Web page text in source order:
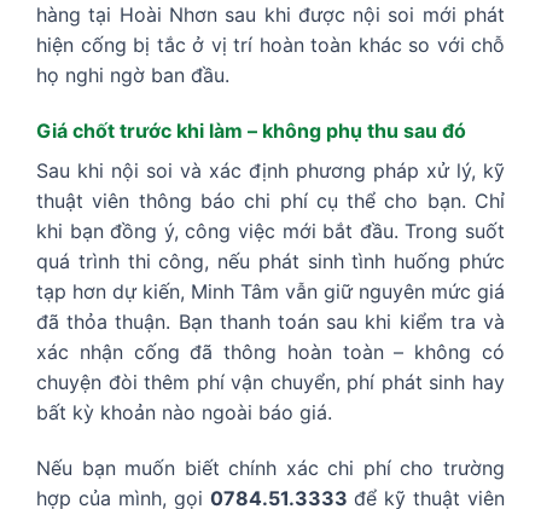
hàng tại Hoài Nhơn sau khi được nội soi mới phát
hiện cống bị tắc ở vị trí hoàn toàn khác so với chỗ
họ nghi ngờ ban đầu.
Giá chốt trước khi làm – không phụ thu sau đó
Sau khi nội soi và xác định phương pháp xử lý, kỹ
thuật viên thông báo chi phí cụ thể cho bạn. Chỉ
khi bạn đồng ý, công việc mới bắt đầu. Trong suốt
quá trình thi công, nếu phát sinh tình huống phức
tạp hơn dự kiến, Minh Tâm vẫn giữ nguyên mức giá
đã thỏa thuận. Bạn thanh toán sau khi kiểm tra và
xác nhận cống đã thông hoàn toàn – không có
chuyện đòi thêm phí vận chuyển, phí phát sinh hay
bất kỳ khoản nào ngoài báo giá.
Nếu bạn muốn biết chính xác chi phí cho trường
hợp của mình, gọi 0784.51.3333 để kỹ thuật viên